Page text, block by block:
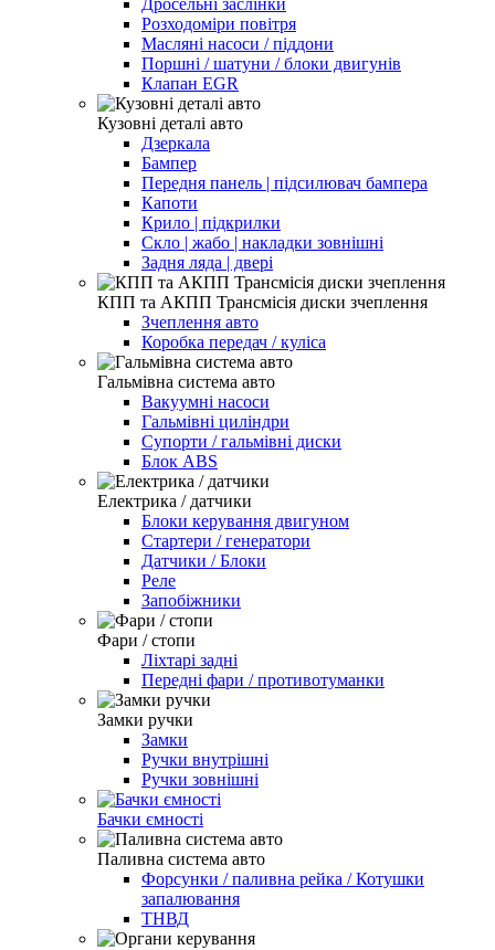
Розходоміри повітря
Масляні насоси / піддони
Поршні / шатуни / блоки двигунів
Клапан EGR
Кузовні деталі авто
Дзеркала
Бампер
Передня панель | підсилювач бампера
Капоти
Крило | підкрилки
Скло | жабо | накладки зовнішні
Задня ляда | двері
КПП та АКПП Трансмісія диски зчеплення
Зчеплення авто
Коробка передач / куліса
Гальмівна система авто
Вакуумні насоси
Гальмівні циліндри
Супорти / гальмівні диски
Блок ABS
Електрика / датчики
Блоки керування двигуном
Стартери / генератори
Датчики / Блоки
Реле
Запобіжники
Фари / стопи
Ліхтарі задні
Передні фари / противотуманки
Замки ручки
Замки
Ручки внутрішні
Ручки зовнішні
Бачки ємності
Паливна система авто
Форсунки / паливна рейка / Котушки
запалювання
ТНВД